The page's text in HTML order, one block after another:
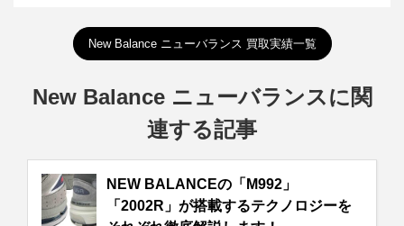
New Balance ニューバランス 買取実績一覧
New Balance ニューバランスに関
連する記事
NEW BALANCEの「M992」
「2002R」が搭載するテクノロジーを